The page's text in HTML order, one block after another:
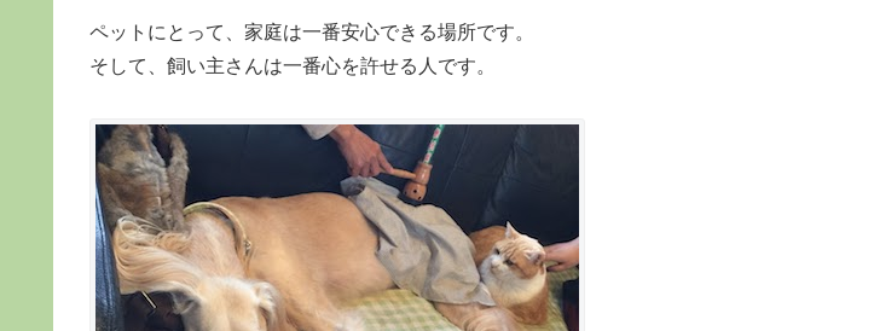
ペットにとって、家庭は一番安心できる場所です。
そして、飼い主さんは一番心を許せる人です。